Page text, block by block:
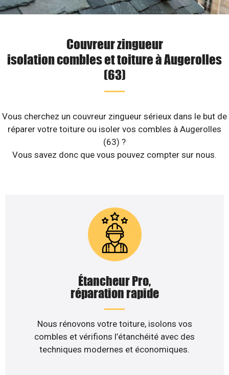
Couvreur zingueur
isolation combles et toiture à Augerolles
(63)
Vous cherchez un couvreur zingueur sérieux dans le but de
réparer votre toiture ou isoler vos combles à Augerolles
(63) ?
Vous savez donc que vous pouvez compter sur nous.
Étancheur Pro,
réparation rapide
Nous rénovons votre toiture, isolons vos
combles et vérifions l’étanchéité avec des
techniques modernes et économiques.